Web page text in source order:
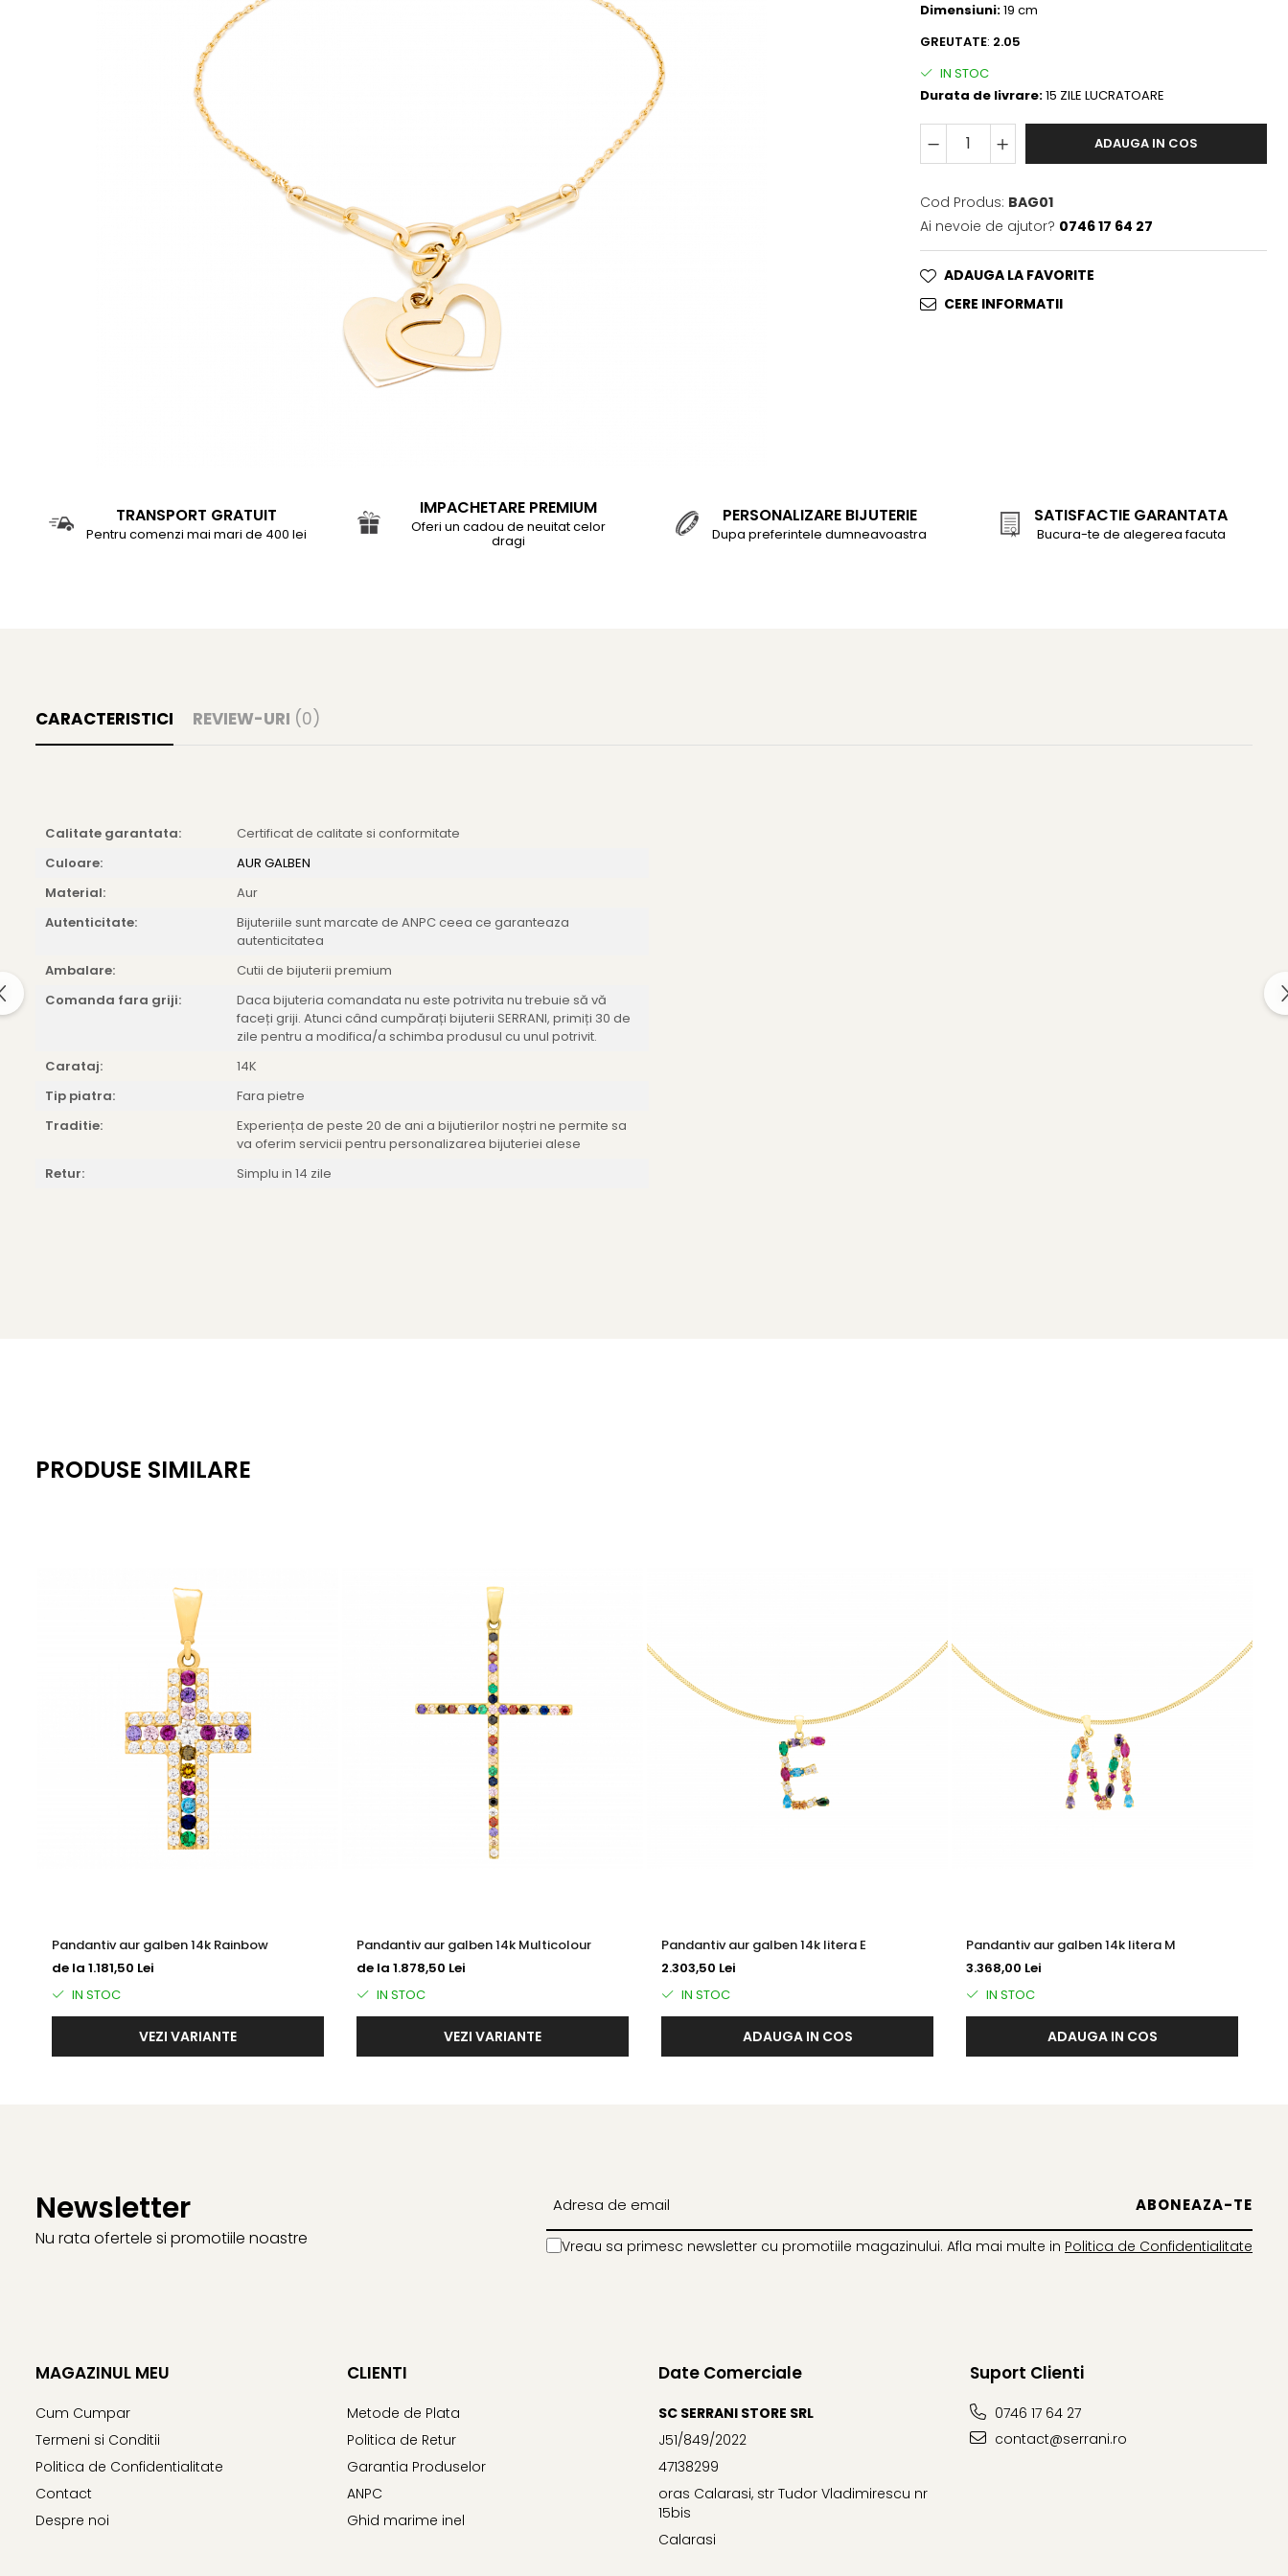
Dimensiuni:19 cm
GREUTATE: 2.05
IN STOC
Durata de livrare:15 ZILE LUCRATOARE
ADAUGA IN COS
Cod Produs: BAG01
Ai nevoie de ajutor? 0746 17 64 27
ADAUGA LA FAVORITE
CERE INFORMATII
TRANSPORT GRATUIT
Pentru comenzi mai mari de 400 lei
IMPACHETARE PREMIUM
Oferi un cadou de neuitat celor
dragi
PERSONALIZARE BIJUTERIE
Dupa preferintele dumneavoastra
SATISFACTIE GARANTATA
Bucura-te de alegerea facuta
CARACTERISTICI REVIEW-URI (0)
Calitate garantata:
Certificat de calitate si conformitate
Culoare:
AUR GALBEN
Material:
Aur
Autenticitate:
Bijuteriile sunt marcate de ANPC ceea ce garanteaza
autenticitatea
Ambalare:
Cutii de bijuterii premium
Comanda fara griji:
Daca bijuteria comandata nu este potrivita nu trebuie să vă
faceți griji. Atunci când cumpărați bijuterii SERRANI, primiți 30 de
zile pentru a modifica/a schimba produsul cu unul potrivit.
Carataj:
14K
Tip piatra:
Fara pietre
Traditie:
Experiența de peste 20 de ani a bijutierilor noștri ne permite sa
va oferim servicii pentru personalizarea bijuteriei alese
Retur:
Simplu in 14 zile
PRODUSE SIMILARE
Pandantiv aur galben 14k Rainbow
de la 1.181,50 Lei
IN STOC
VEZI VARIANTE
Pandantiv aur galben 14k Multicolour
de la 1.878,50 Lei
IN STOC
VEZI VARIANTE
Pandantiv aur galben 14k litera E
2.303,50 Lei
IN STOC
ADAUGA IN COS
Pandantiv aur galben 14k litera M
3.368,00 Lei
IN STOC
ADAUGA IN COS
Newsletter
Nu rata ofertele si promotiile noastre Vreau sa primesc newsletter cu promotiile magazinului. Afla mai multe in Politica de Confidentialitate
MAGAZINUL MEU
Cum Cumpar
Termeni si Conditii
Politica de Confidentialitate
Contact
Despre noi
CLIENTI
Metode de Plata
Politica de Retur
Garantia Produselor
ANPC
Ghid marime inel
Date Comerciale
SC SERRANI STORE SRL
J51/849/2022
47138299
oras Calarasi, str Tudor Vladimirescu nr
15bis
Calarasi
Suport Clienti
0746 17 64 27
contact@serrani.ro